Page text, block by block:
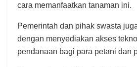
cara memanfaatkan tanaman ini.
Pemerintah dan pihak swasta
dengan menyediakan akses
pendanaan bagi para petani dan